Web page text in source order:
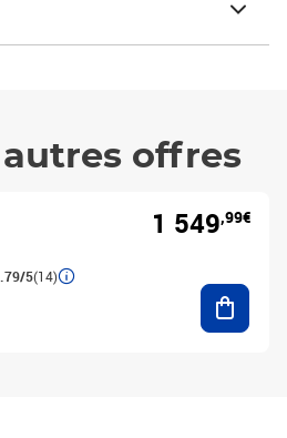
autres offres
5(14)
1 549,99€